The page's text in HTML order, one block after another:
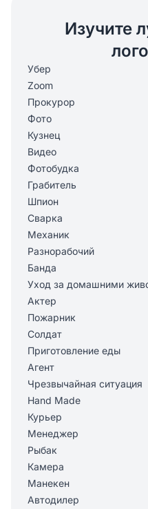
Изучите
Убер
Zoom
Прокурор
Фото
Кузнец
Видео
Фотобудка
Грабитель
Шпион
Сварка
Механик
Разнорабочий
Банда
Уход за домашними
Актер
Пожарник
Солдат
Приготовление еды
Агент
Чрезвычайная ситуация
Hand Made
Курьер
Менеджер
Рыбак
Камера
Манекен
Автодилер